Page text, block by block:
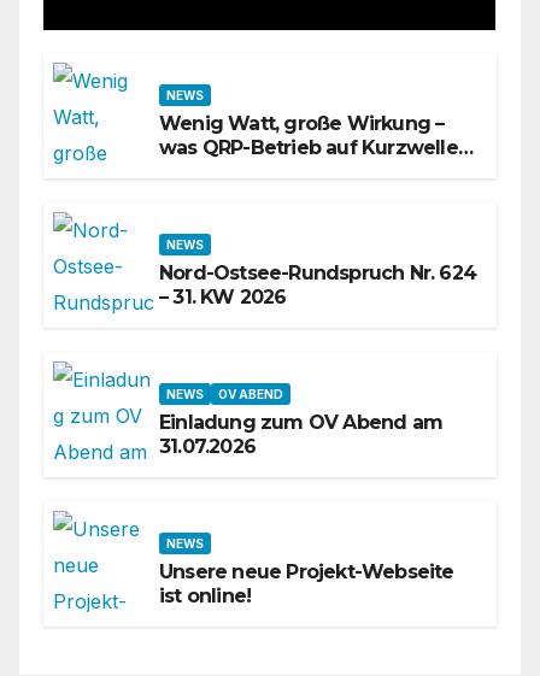
NEWS
Wenig Watt, große Wirkung –
was QRP-Betrieb auf Kurzwelle
NEWS
Nord-Ostsee-Rundspruch Nr. 624
– 31. KW 2026
NEWS OV ABEND
Einladung zum OV Abend am
31.07.2026
NEWS
Unsere neue Projekt-Webseite
ist online!